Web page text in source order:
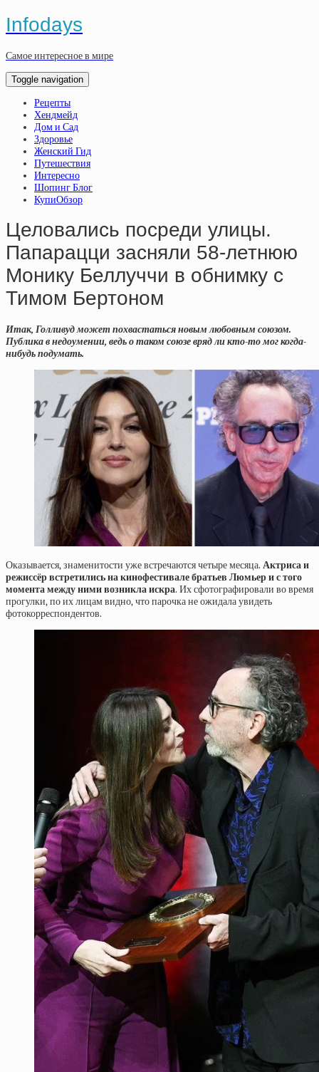
Infodays
Самое интересное в мире
Toggle navigation
Рецепты
Хендмейд
Дом и Сад
Здоровье
Женский Гид
Путешествия
Интересно
Шопинг Блог
КупиОбзор
Целовались посреди улицы.
Папарацци засняли 58-летнюю
Монику Беллуччи в обнимку с
Тимом Бертоном
Итак, Голливуд может похвастаться новым любовным союзом.
Публика в недоумении, ведь о таком союзе вряд ли кто-то мог когда-
нибудь подумать.
Оказывается, знаменитости уже встречаются четыре месяца. Актриса и
режиссёр встретились на кинофестивале братьев Люмьер и с того
момента между ними возникла искра. Их сфотографировали во время
прогулки, по их лицам видно, что парочка не ожидала увидеть
фотокорреспондентов.